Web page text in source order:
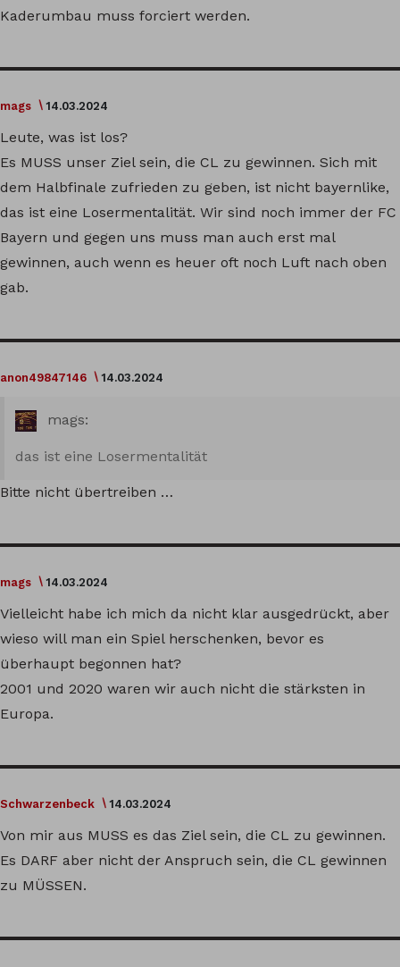
Kaderumbau muss forciert werden.
mags 14.03.2024
Leute, was ist los?
Es MUSS unser Ziel sein, die CL zu gewinnen. Sich mit
dem Halbfinale zufrieden zu geben, ist nicht bayernlike,
das ist eine Losermentalität. Wir sind noch immer der FC
Bayern und gegen uns muss man auch erst mal
gewinnen, auch wenn es heuer oft noch Luft nach oben
gab.
anon49847146 14.03.2024
mags:
das ist eine Losermentalität
Bitte nicht übertreiben …
mags 14.03.2024
Vielleicht habe ich mich da nicht klar ausgedrückt, aber
wieso will man ein Spiel herschenken, bevor es
überhaupt begonnen hat?
2001 und 2020 waren wir auch nicht die stärksten in
Europa.
Schwarzenbeck 14.03.2024
Von mir aus MUSS es das Ziel sein, die CL zu gewinnen.
Es DARF aber nicht der Anspruch sein, die CL gewinnen
zu MÜSSEN.